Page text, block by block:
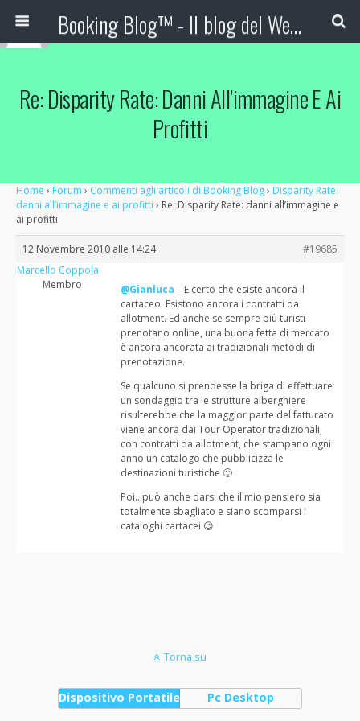
Booking Blog™ - Il blog del Web Marketing Turistico
Re: Disparity Rate: Danni All’immagine E Ai
Profitti
Home › Forum › Commenti agli articoli di Booking Blog› Disparity Rate:
danni all’immagine e ai profitti › Re: Disparity Rate: danni all’immagine e
ai profitti
12 Novembre 2010 alle 14:24
#19685
Marcello Coppola
Membro
@Gianluca – E certo che esiste ancora il
cartaceo. Esistono ancora i contratti da
allotment. Ed anche se sempre più turisti
prenotano online, una buona fetta di mercato
è ancora ancorata ai tradizionali metodi di
prenotazione.
Se qualcuno si prendesse la briga di effettuare
un sondaggio tra le strutture alberghiere
risulterebbe che la maggior parte del fatturato
viene ancora dai Tour Operator tradizionali,
con contratti da allotment, che stampano ogni
anno un catalogo che pubblicizza le
destinazioni turistiche 🙂
Poi…può anche darsi che il mio pensiero sia
totalmente sbagliato e siano scomparsi i
cataloghi cartacei 😉
Torna su
Dispositivo Portatile Pc Desktop